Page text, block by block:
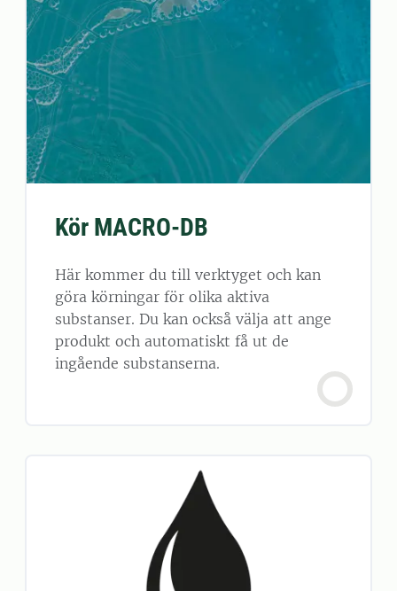
Kör MACRO-DB
Här kommer du till verktyget och kan
göra körningar för olika aktiva
substanser. Du kan också välja att ange
produkt och automatiskt få ut de
ingående substanserna.